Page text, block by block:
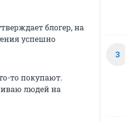
блогер, на
успешно
то покупают.
людей на
3